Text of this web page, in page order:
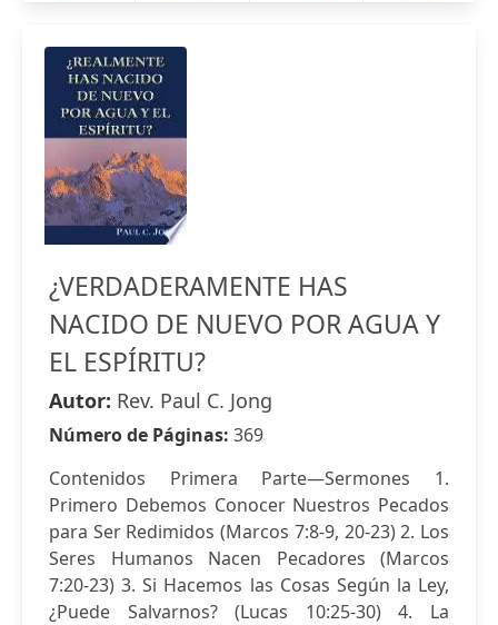
¿VERDADERAMENTE HAS
NACIDO DE NUEVO POR AGUA Y
EL ESPÍRITU?
Autor: Rev. Paul C. Jong
Número de Páginas: 369
Contenidos Primera Parte—Sermones 1.
Primero Debemos Conocer Nuestros Pecados
para Ser Redimidos (Marcos 7:8-9, 20-23) 2. Los
Seres Humanos Nacen Pecadores (Marcos
7:20-23) 3. Si Hacemos las Cosas Según la Ley,
¿Puede Salvarnos? (Lucas 10:25-30) 4. La